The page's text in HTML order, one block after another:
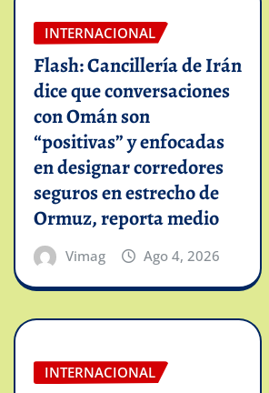
INTERNACIONAL
Flash: Cancillería de Irán
dice que conversaciones
con Omán son
“positivas” y enfocadas
en designar corredores
seguros en estrecho de
Ormuz, reporta medio
Vimag Ago 4, 2026
INTERNACIONAL